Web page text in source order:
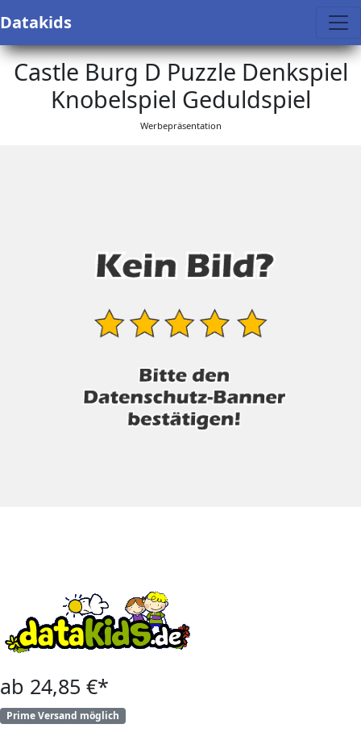
Datakids
Castle Burg D Puzzle Denkspiel
Knobelspiel Geduldspiel
Werbepräsentation
ab 24,85 €*
Prime Versand möglich